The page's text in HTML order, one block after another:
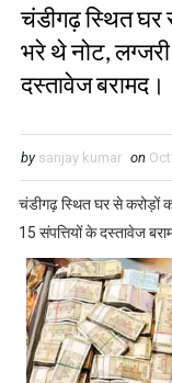
चंडीगढ़ स्थित घर
भरे थे नोट,
दस्तावेज बरामद।
by sanjay kumar on
चंडीगढ़ स्थित घर से करोड़ों
15 संपत्तियों के दस्तावेज